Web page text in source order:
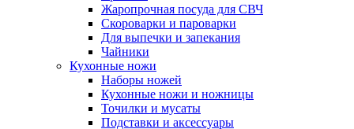
Жаропрочная посуда для СВЧ
Скороварки и пароварки
Для выпечки и запекания
Чайники
Кухонные ножи
Наборы ножей
Кухонные ножи и ножницы
Точилки и мусаты
Подставки и аксессуары